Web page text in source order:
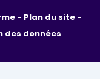
-
des données